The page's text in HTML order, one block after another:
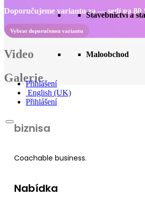
Stavebnictví a
Maloobchod
Přihlášení
English (UK)
Přihlášení
Doporučujeme variantu za — sedí na 80
Vybrat doporučenou variantu
Video
Galerie
biznisa
Coachable business.
Nabídka